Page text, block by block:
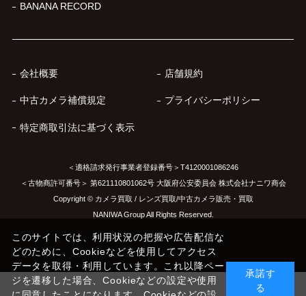
BANANA RECORD
会社概要 店舗規約
中古カメラ補償規定 プライバシーポリシー
特定商取引法に基づく表示
＜適格請求発行事業者登録番号＞T4120001086246
＜古物商許可番号＞ 第621110801062号 大阪府公安委員会 株式会社ナニワ商会
Copyright © カメラ買取 / レンズ買取/中古カメラ販売・買取
NANIWA Group All Rights Reserved.
このサイトでは、利用状況の把握や広告配信な
どのために、Cookieなどを使用してアクセス
データを取得・利用しています。これ以降ペー
ジを遷移した場合、Cookieなどの設定や使用
承諾す
る